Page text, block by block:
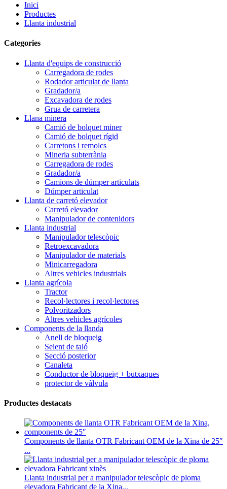
Inici
Productes
Llanta industrial
Categories
Llanta d'equips de construcció
Carregadora de rodes
Rodador articulat de llanta
Gradador/a
Excavadora de rodes
Grua de carretera
Llana minera
Camió de bolquet miner
Camió de bolquet rígid
Carretons i remolcs
Mineria subterrània
Carregadora de rodes
Gradador/a
Camions de dúmper articulats
Dúmper articulat
Llanta de carretó elevador
Carretó elevador
Manipulador de contenidors
Llanta industrial
Manipulador telescòpic
Retroexcavadora
Manipulador de materials
Minicarregadora
Altres vehicles industrials
Llanta agrícola
Tractor
Recol·lectores i recol·lectores
Polvoritzadors
Altres vehicles agrícoles
Components de la llanda
Anell de bloqueig
Seient de taló
Secció posterior
Canaleta
Conductor de bloqueig + butxaques
protector de vàlvula
Productes destacats
Components de llanta OTR Fabricant OEM de la Xina de 25″
...
Llanta industrial per a manipulador telescòpic de ploma
elevadora Fabricant de la Xina...